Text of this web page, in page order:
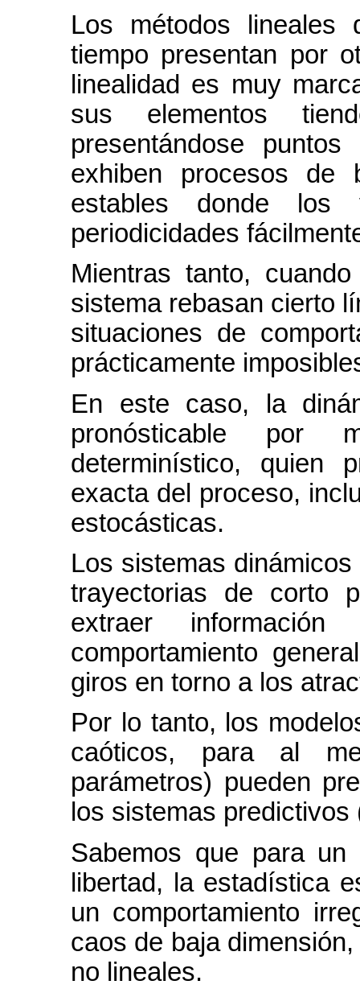
Los métodos lineales
tiempo presentan por
linealidad es muy
sus elementos
presentándose
exhiben procesos de
estables donde
periodicidades
Mientras tanto,
sistema rebasan cierto
situaciones de
prácticamente
En este caso, la
pronósticable por
determinístico, quien
exacta del proceso,
estocásticas.
Los sistemas
trayectorias de corto
extraer
comportamiento
giros en torno a los
Por lo tanto, los
caóticos, para al
parámetros) pueden
los sistemas predictivos
Sabemos que para
libertad, la estadística
un comportamiento
caos de baja
no lineales.